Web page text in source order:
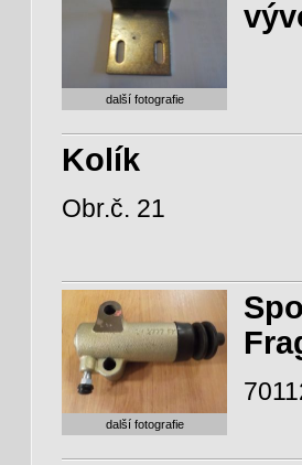
další fotografie
Kolík
Obr.č. 21
další fotografie